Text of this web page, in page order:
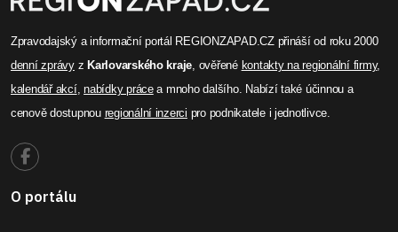
Zpravodajský a informační portál REGIONZAPAD.CZ přináší od roku 2000
denní zprávyz Karlovarského kraje , ověřené kontakty na regionální firmy,
kalendář akcí,nabídky prácea mnoho dalšího. Nabízí také účinnou a
cenově dostupnou regionální inzerci pro podnikatele i jednotlivce.
O portálu